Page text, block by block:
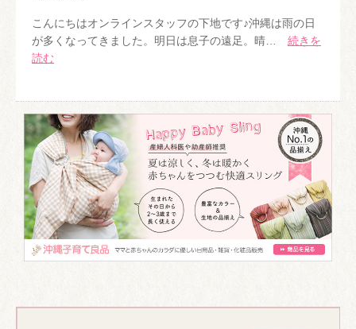
こんにちはオンラインスタッフの下地です♪沖縄は雨の日
が多くなってきました。明日は息子の遠足。晴… 続きを
読む